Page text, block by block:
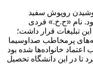
امید به پوشیدن روپوش سفید
نام «ح.خ.» فردی
تبلیغات قرار داشت؛
پرمخاطب صداوسیما
خانواده‌ها شده بود
تا در این دانشگاه تحصیل